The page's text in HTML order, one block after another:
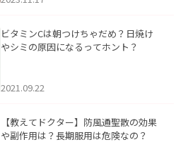
ビタミンCは朝つけちゃだめ？日焼け
やシミの原因になるってホント？
2021.09.22
【教えてドクター】防風通聖散の効果
や副作用は？長期服用は危険なの？